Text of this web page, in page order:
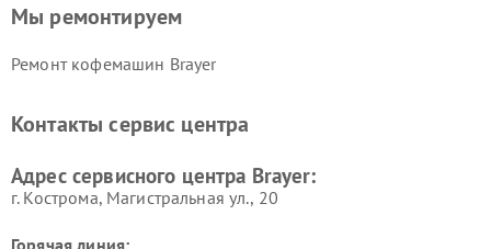
Мы ремонтируем
Ремонт кофемашин Brayer
Контакты сервис центра
Адрес сервисного центра Brayer:
г. Кострома, Магистральная ул., 20